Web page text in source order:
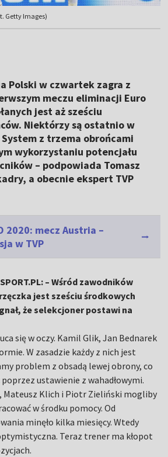
Getty Images)
Polski w czwartek zagra z
meczu eliminacji Euro
jest aż sześciu
Niektórzy są ostatnio w
z trzema obrońcami
wykorzystaniu potencjału
– podpowiada Tomasz
a obecnie ekspert TVP
2020: mecz Austria –
w TVP
– Wśród zawodników
jest sześciu środkowych
że selekcjoner postawi na
się w oczy. Kamil Glik, Jan Bednarek
W zasadzie każdy z nich jest
problem z obsadą lewej obrony, co
ustawienie z wahadłowymi.
Mateusz Klich i Piotr Zieliński mogliby
w środku pomocy. Od
minęło kilka miesięcy. Wtedy
Teraz trener ma kłopot